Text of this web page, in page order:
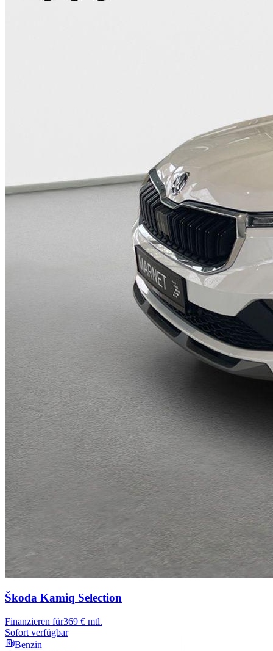
Škoda Kamiq Selection
Finanzieren für369 € mtl.
Sofort verfügbar
Benzin